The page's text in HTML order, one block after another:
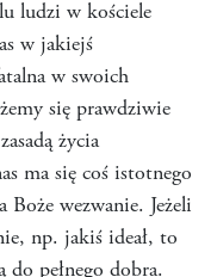
ludzi w kościele
w jakiejś
w swoich
się prawdziwie
życia
ma się coś istotnego
wezwanie. Jeżeli
np. jakiś ideał, to
do pełnego dobra.